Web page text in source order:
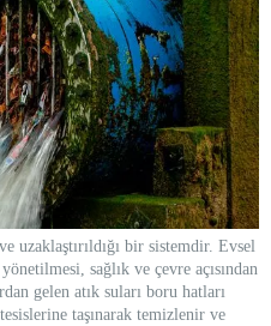
uzaklaştırıldığı bir sistemdir. Evsel
sağlık ve çevre açısından
gelen atık suları boru hatları
taşınarak temizlenir ve